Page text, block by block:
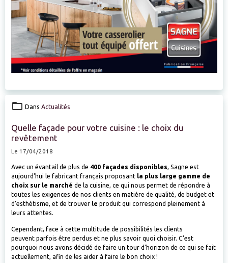
Dans Actualités
Quelle façade pour votre cuisine : le choix du
revêtement
Le 17/04/2018
Avec un évantail de plus de 400 façades disponibles, Sagne est
aujourd'hui le fabricant français proposant la plus large gamme de
choix sur le marché de la cuisine, ce qui nous permet de répondre à
toutes les exigences de nos clients en matière de qualité, de budget et
d'esthétisme, et de trouver le produit qui correspond pleinement à
leurs attentes.
Cependant, face à cette multitude de possibilités les clients
peuvent parfois être perdus et ne plus savoir quoi choisir. C'est
pourquoi nous avons décidé de faire un tour d'horizon de ce qui se fait
actuellement, afin de les aider à faire le bon choix !